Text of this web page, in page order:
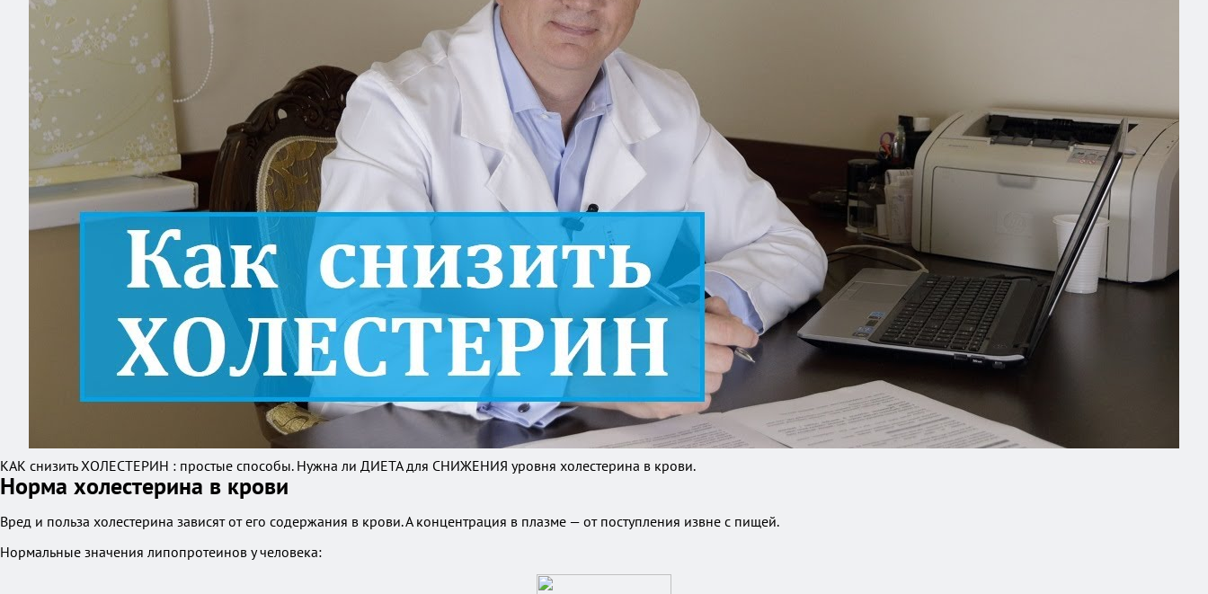
КАК снизить ХОЛЕСТЕРИН : простые способы. Нужна ли ДИЕТА для СНИЖЕНИЯ уровня холестерина в крови.
Норма холестерина в крови
Вред и польза холестерина зависят от его содержания в крови. А концентрация в плазме — от поступления извне с пищей.
Нормальные значения липопротеинов у человека: